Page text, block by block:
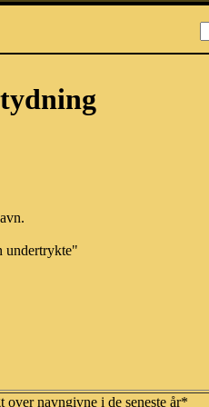
undertrykte"
over navngivne i de seneste år*